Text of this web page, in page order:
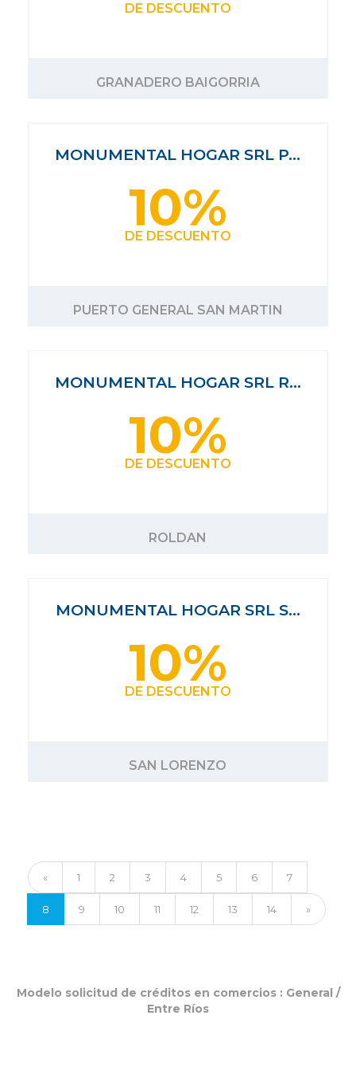
DE DESCUENTO
GRANADERO BAIGORRIA
MONUMENTAL HOGAR SRL P…
10%
DE DESCUENTO
PUERTO GENERAL SAN MARTIN
MONUMENTAL HOGAR SRL R…
10%
DE DESCUENTO
ROLDAN
MONUMENTAL HOGAR SRL S…
10%
DE DESCUENTO
SAN LORENZO
« 1 2 3 4 5 6 7
8 9 10 11 12 13 14 »
Modelo solicitud de créditos en comercios : General /
Entre Ríos